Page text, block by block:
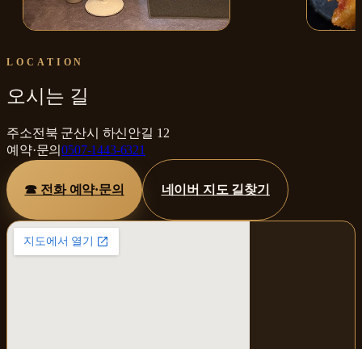
LOCATION
오시는 길
주소전북 군산시 하신안길 12
예약·문의0507-1443-6321
☎ 전화 예약·문의 네이버 지도 길찾기